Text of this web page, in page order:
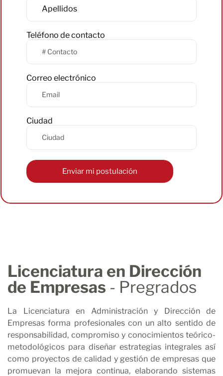
Teléfono de contacto
Correo electrónico
Ciudad
Licenciatura en Dirección
de Empresas - Pregrados
La Licenciatura en Administración y Dirección de
Empresas forma profesionales con un alto sentido de
responsabilidad, compromiso y conocimientos teórico-
metodológicos para diseñar estrategias integrales así
como proyectos de calidad y gestión de empresas que
promuevan la mejora continua, elaborando sistemas